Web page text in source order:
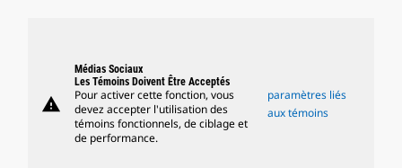
warning
Médias Sociaux
Les Témoins Doivent Être Acceptés
Pour activer cette fonction, vous
devez accepter l'utilisation des
témoins fonctionnels, de ciblage et
de performance.
paramètres liés
aux témoins